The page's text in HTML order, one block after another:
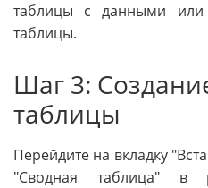
таблицы с данными или
таблицы.
Шаг 3:
таблицы
Перейдите на вкладку
"Сводная таблица" в